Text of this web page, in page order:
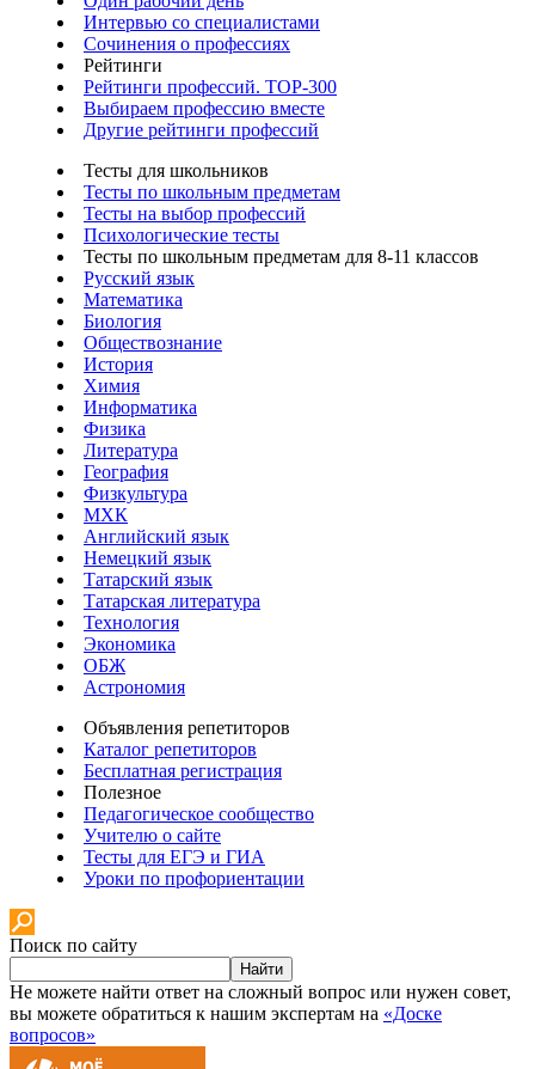
Интервью со специалистами
Сочинения о профессиях
Рейтинги
Рейтинги профессий. TOP-300
Выбираем профессию вместе
Другие рейтинги профессий
Тесты для школьников
Тесты по школьным предметам
Тесты на выбор профессий
Психологические тесты
Тесты по школьным предметам для 8-11 классов
Русский язык
Математика
Биология
Обществознание
История
Химия
Информатика
Физика
Литература
География
Физкультура
МХК
Английский язык
Немецкий язык
Татарский язык
Татарская литература
Технология
Экономика
ОБЖ
Астрономия
Объявления репетиторов
Каталог репетиторов
Бесплатная регистрация
Полезное
Педагогическое сообщество
Учителю о сайте
Тесты для ЕГЭ и ГИА
Уроки по профориентации
Поиск по сайту
Найти
Не можете найти ответ на сложный вопрос или нужен совет,
вы можете обратиться к нашим экспертам на «Доске
вопросов»